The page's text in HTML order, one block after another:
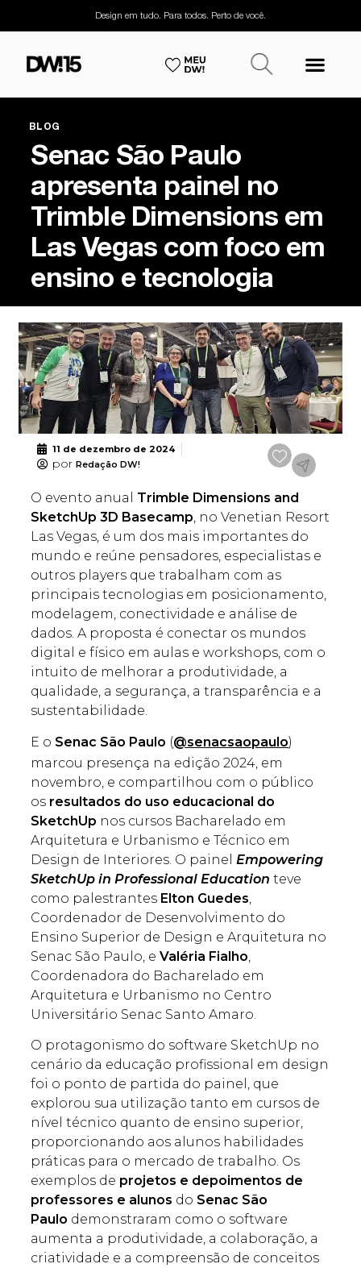
Design em tudo. Para todos. Perto de você.
BLOG
Senac São Paulo
apresenta painel no
Trimble Dimensions em
Las Vegas com foco em
ensino e tecnologia
11 de dezembro de 2024
por Redação DW!
O evento anual Trimble Dimensions and
SketchUp 3D Basecamp, no Venetian Resort
Las Vegas, é um dos mais importantes do
mundo e reúne pensadores, especialistas e
outros players que trabalham com as
principais tecnologias em posicionamento,
modelagem, conectividade e análise de
dados. A proposta é conectar os mundos
digital e físico em aulas e workshops, com o
intuito de melhorar a produtividade, a
qualidade, a segurança, a transparência e a
sustentabilidade.
E o Senac São Paulo (@senacsaopaulo)
marcou presença na edição 2024, em
novembro, e compartilhou com o público
os resultados do uso educacional do
SketchUp nos cursos Bacharelado em
Arquitetura e Urbanismo e Técnico em
Design de Interiores. O painelEmpowering
SketchUp in Professional Education teve
como palestrantes Elton Guedes,
Coordenador de Desenvolvimento do
Ensino Superior de Design e Arquitetura no
Senac São Paulo, eValéria Fialho,
Coordenadora do Bacharelado em
Arquitetura e Urbanismo no Centro
Universitário Senac Santo Amaro.
O protagonismo do software SketchUp no
cenário da educação profissional em design
foi o ponto de partida do painel, que
explorou sua utilização tanto em cursos de
nível técnico quanto de ensino superior,
proporcionando aos alunos habilidades
práticas para o mercado de trabalho. Os
exemplos de projetos e depoimentos de
professores e alunos do Senac São
Paulo demonstraram como o software
aumenta a produtividade, a colaboração, a
criatividade e a compreensão de conceitos